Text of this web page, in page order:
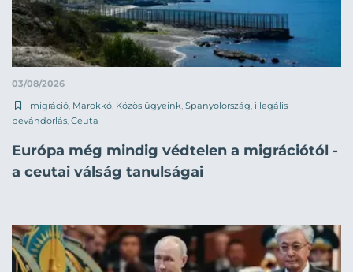
03/08/2026
migráció, Marokkó, Közös ügyeink, Spanyolország, illegális
bevándorlás, Ceuta
Európa még mindig védtelen a migrációtól -
a ceutai válság tanulságai